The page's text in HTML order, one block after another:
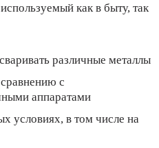
как в быту, так
различные металлы
с
аппаратами
условиях, в том числе на